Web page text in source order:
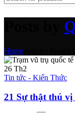
Home
26 Th2
Tin tức - Kiến Thức
21 Sự thật thú